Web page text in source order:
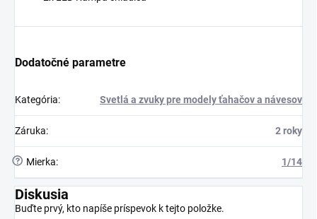
Dodatočné parametre
Kategória: Svetlá a zvuky pre modely ťahačov a návesov
Záruka: 2 roky
? Mierka: 1/14
Diskusia
Buďte prvý, kto napíše príspevok k tejto položke.